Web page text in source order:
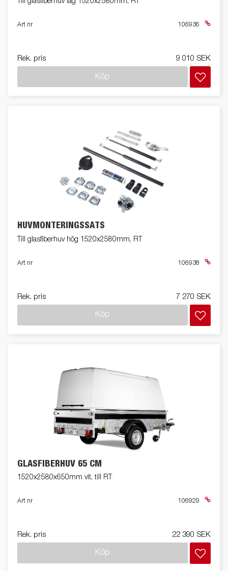
Art nr 106936
Rek. pris 9 010 SEK
Köp
HUVMONTERINGSSATS
Till glasfiberhuv hög 1520x2580mm, RT
Art nr 106938
Rek. pris 7 270 SEK
Köp
GLASFIBERHUV 65 CM
1520x2580x650mm vit, till RT
Art nr 106929
Rek. pris 22 390 SEK
Köp